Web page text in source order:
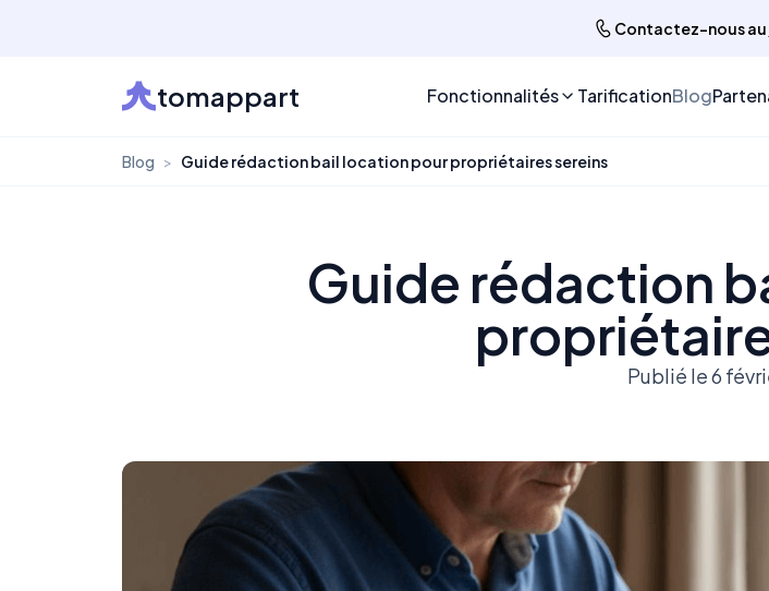
Contactez-nous au
tomappart Fonctionnalités TarificationBlog
Blog > Guide rédaction bail location pour propriétaires sereins
Guide rédaction
Publié le 6